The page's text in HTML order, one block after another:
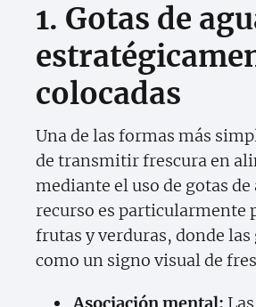
1. Gotas de
colocadas
Una de las formas más
de transmitir frescura en
mediante el uso de gotas de
recurso es particularmente
frutas y verduras, donde las
como un signo visual de